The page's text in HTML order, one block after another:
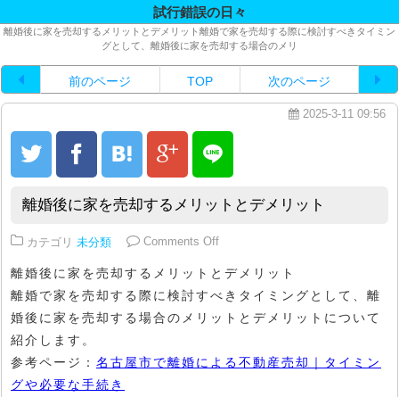
試行錯誤の日々
離婚後に家を売却するメリットとデメリット離婚で家を売却する際に検討すべきタイミン
グとして、離婚後に家を売却する場合のメリ
前のページ TOP 次のページ
2025-3-11 09:56
離婚後に家を売却するメリットとデメリット
カテゴリ 未分類 Comments Offon 離婚後に家を売却するメリッ
離婚後に家を売却するメリットとデメリット
離婚で家を売却する際に検討すべきタイミングとして、離
婚後に家を売却する場合のメリットとデメリットについて
紹介します。
参考ページ： 名古屋市で離婚による不動産売却｜タイミン
グや必要な手続き